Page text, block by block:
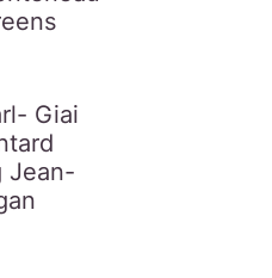
Giai
Jean-